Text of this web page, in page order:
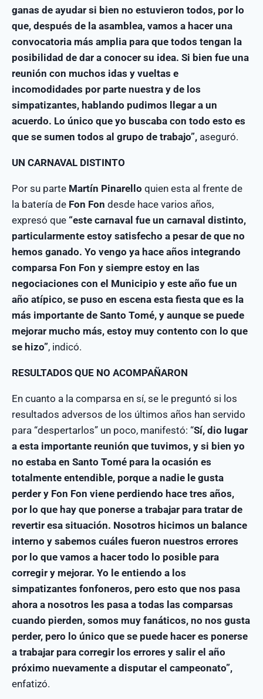
ganas de ayudar si bien no estuvieron todos, por lo
que, después de la asamblea, vamos a hacer una
convocatoria más amplia para que todos tengan la
posibilidad de dar a conocer su idea. Si bien fue una
reunión con muchos idas y vueltas e
incomodidades por parte nuestra y de los
simpatizantes, hablando pudimos llegar a un
acuerdo. Lo único que yo buscaba con todo esto es
que se sumen todos al grupo de trabajo”, aseguró.
UN CARNAVAL DISTINTO
Por su parte Martín Pinarello quien esta al frente de
la batería de Fon Fon desde hace varios años,
expresó que “este carnaval fue un carnaval distinto,
particularmente estoy satisfecho a pesar de que no
hemos ganado. Yo vengo ya hace años integrando
comparsa Fon Fon y siempre estoy en las
negociaciones con el Municipio y este año fue un
año atípico, se puso en escena esta fiesta que es la
más importante de Santo Tomé, y aunque se puede
mejorar mucho más, estoy muy contento con lo que
se hizo”, indicó.
RESULTADOS QUE NO ACOMPAÑARON
En cuanto a la comparsa en sí, se le preguntó si los
resultados adversos de los últimos años han servido
para “despertarlos” un poco, manifestó: “Sí, dio lugar
a esta importante reunión que tuvimos, y si bien yo
no estaba en Santo Tomé para la ocasión es
totalmente entendible, porque a nadie le gusta
perder y Fon Fon viene perdiendo hace tres años,
por lo que hay que ponerse a trabajar para tratar de
revertir esa situación. Nosotros hicimos un balance
interno y sabemos cuáles fueron nuestros errores
por lo que vamos a hacer todo lo posible para
corregir y mejorar. Yo le entiendo a los
simpatizantes fonfoneros, pero esto que nos pasa
ahora a nosotros les pasa a todas las comparsas
cuando pierden, somos muy fanáticos, no nos gusta
perder, pero lo único que se puede hacer es ponerse
a trabajar para corregir los errores y salir el año
próximo nuevamente a disputar el campeonato”,
enfatizó.